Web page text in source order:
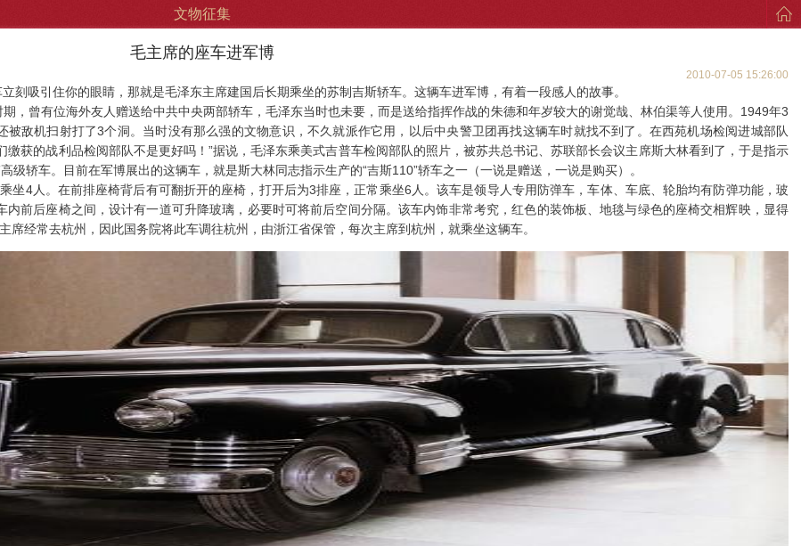
文物征集
毛主席的座车进军博
2010-07-05 15:26:00
吸引住你的眼睛，那就是毛泽东主席建国后长期乘坐的苏制吉斯轿车。这辆车进军博，有着一段感人的故事。
曾有位海外友人赠送给中共中央两部轿车，毛泽东当时也未要，而是送给指挥作战的朱德和年岁较大的谢觉哉、林伯渠等人使用。1949年3
敌机扫射打了3个洞。当时没有那么强的文物意识，不久就派作它用，以后中央警卫团再找这辆车时就找不到了。在西苑机场检阅进城部队
获的战利品检阅部队不是更好吗！”据说，毛泽东乘美式吉普车检阅部队的照片，被苏共总书记、苏联部长会议主席斯大林看到了，于是指示
级轿车。目前在军博展出的这辆车，就是斯大林同志指示生产的“吉斯110”轿车之一（一说是赠送，一说是购买）。
4人。在前排座椅背后有可翻折开的座椅，打开后为3排座，正常乘坐6人。该车是领导人专用防弹车，车体、车底、轮胎均有防弹功能，玻
前后座椅之间，设计有一道可升降玻璃，必要时可将前后空间分隔。该车内饰非常考究，红色的装饰板、地毯与绿色的座椅交相辉映，显得
经常去杭州，因此国务院将此车调往杭州，由浙江省保管，每次主席到杭州，就乘坐这辆车。